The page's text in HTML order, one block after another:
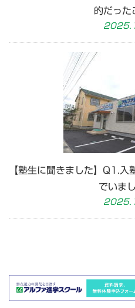
的だった
【塾生に聞きました】Q1.入
でいま